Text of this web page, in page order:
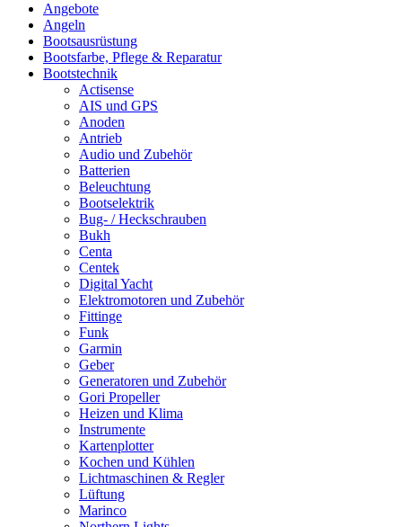
Angebote
Angeln
Bootsausrüstung
Bootsfarbe, Pflege & Reparatur
Bootstechnik
Actisense
AIS und GPS
Anoden
Antrieb
Audio und Zubehör
Batterien
Beleuchtung
Bootselektrik
Bug- / Heckschrauben
Bukh
Centa
Centek
Digital Yacht
Elektromotoren und Zubehör
Fittinge
Funk
Garmin
Geber
Generatoren und Zubehör
Gori Propeller
Heizen und Klima
Instrumente
Kartenplotter
Kochen und Kühlen
Lichtmaschinen & Regler
Lüftung
Marinco